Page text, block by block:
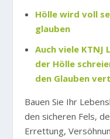
Hölle wird voll
glauben
Auch viele
der Hölle
den Glauben
Bauen Sie Ihr
den sicheren Fels,
Errettung,